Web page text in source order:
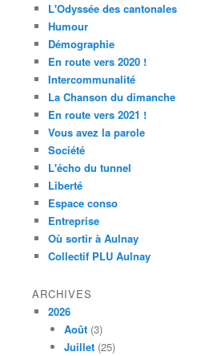
L'Odyssée des cantonales
Humour
Démographie
En route vers 2020 !
Intercommunalité
La Chanson du dimanche
En route vers 2021 !
Vous avez la parole
Société
L'écho du tunnel
Liberté
Espace conso
Entreprise
Où sortir à Aulnay
Collectif PLU Aulnay
ARCHIVES
2026
Août (3)
Juillet (25)